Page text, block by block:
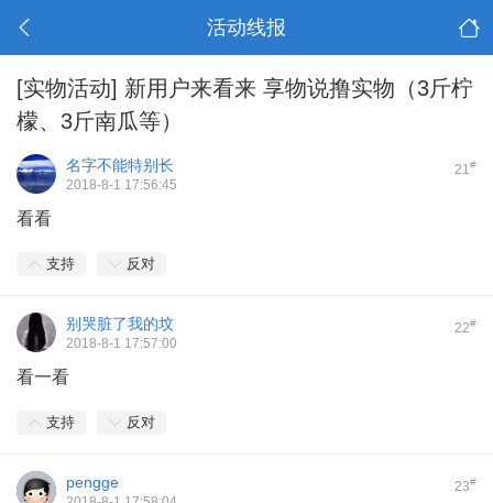
活动线报
[实物活动] 新用户来看来 享物说撸实物（3斤柠
檬、3斤南瓜等）
21#
名字不能特别长
2018-8-1 17:56:45
看看
支持 反对
22#
别哭脏了我的坟
2018-8-1 17:57:00
看一看
支持 反对
23#
pengge